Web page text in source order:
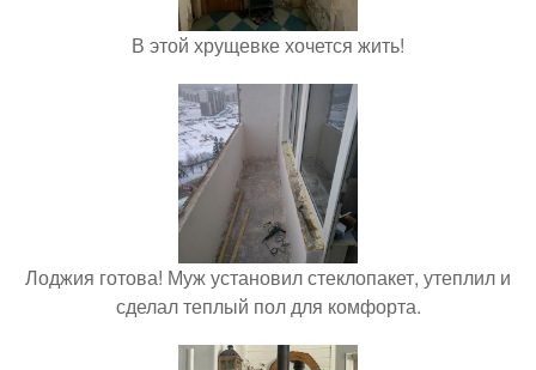
В этой хрущевке хочется жить!
Лоджия готова! Муж установил стеклопакет, утеплил и
сделал теплый пол для комфорта.